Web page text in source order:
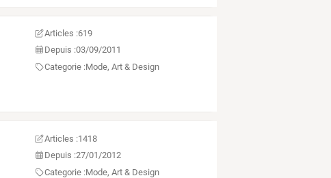
Articles :619
Depuis :03/09/2011
Categorie :Mode, Art & Design
Articles :1418
Depuis :27/01/2012
Categorie :Mode, Art & Design